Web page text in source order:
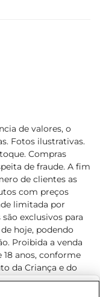
de valores, o
Fotos ilustrativas.
Compras
de fraude. A fim
de clientes as
com preços
limitada por
exclusivos para
hoje, podendo
Proibida a venda
18 anos, conforme
da Criança e do
para o